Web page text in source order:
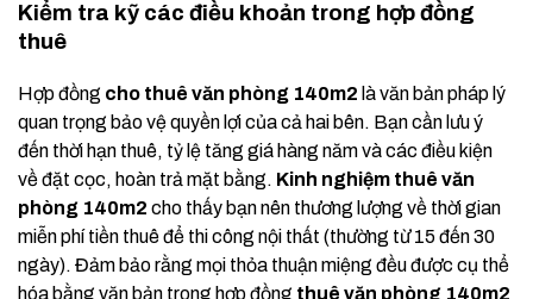
Kiểm tra kỹ các điều khoản trong hợp đồng
thuê
Hợp đồng cho thuê văn phòng 140m2 là văn bản pháp lý
quan trọng bảo vệ quyền lợi của cả hai bên. Bạn cần lưu ý
đến thời hạn thuê, tỷ lệ tăng giá hàng năm và các điều kiện
về đặt cọc, hoàn trả mặt bằng. Kinh nghiệm thuê văn
phòng 140m2 cho thấy bạn nên thương lượng về thời gian
miễn phí tiền thuê để thi công nội thất (thường từ 15 đến 30
ngày). Đảm bảo rằng mọi thỏa thuận miệng đều được cụ thể
hóa bằng văn bản trong hợp đồng thuê văn phòng 140m2